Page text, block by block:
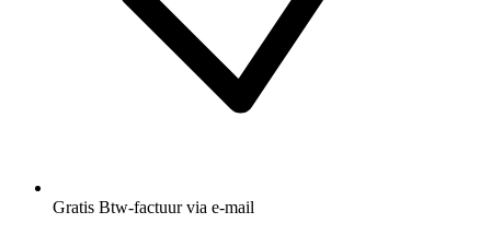
Gratis Btw-factuur via e-mail